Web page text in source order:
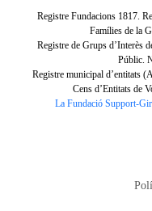
Registre Fundacions 1817.
Famílies de la
Registre de Grups d’Interès
Públic.
Registre municipal d’entitats
Cens d’Entitats de
La Fundació Support-
Tertiary